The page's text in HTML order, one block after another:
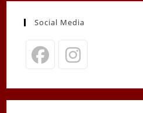
Social Media
in
in